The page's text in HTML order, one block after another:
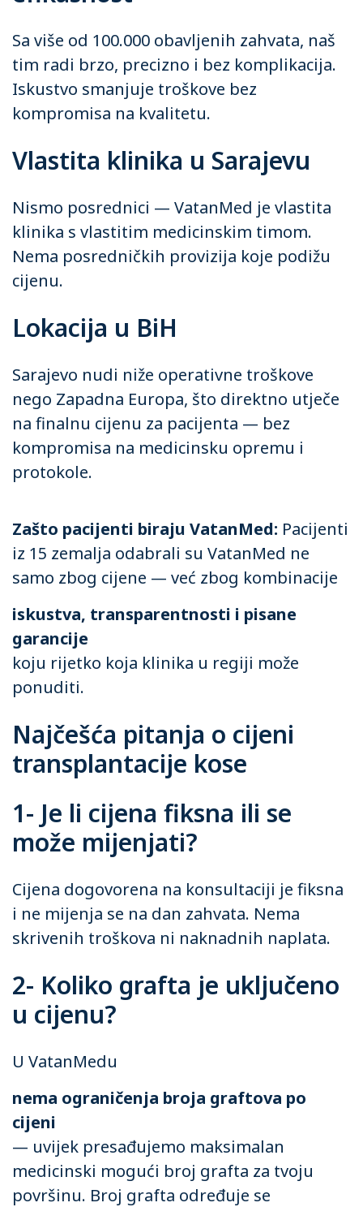
Sa više od 100.000 obavljenih zahvata, naš
tim radi brzo, precizno i bez komplikacija.
Iskustvo smanjuje troškove bez
kompromisa na kvalitetu.
Vlastita klinika u Sarajevu
Nismo posrednici — VatanMed je vlastita
klinika s vlastitim medicinskim timom.
Nema posredničkih provizija koje podižu
cijenu.
Lokacija u BiH
Sarajevo nudi niže operativne troškove
nego Zapadna Europa, što direktno utječe
na finalnu cijenu za pacijenta — bez
kompromisa na medicinsku opremu i
protokole.
Zašto pacijenti biraju VatanMed: Pacijenti
iz 15 zemalja odabrali su VatanMed ne
samo zbog cijene — već zbog kombinacije
iskustva, transparentnosti i pisane
garancije
koju rijetko koja klinika u regiji može
ponuditi.
Najčešća pitanja o cijeni
transplantacije kose
1- Je li cijena fiksna ili se
može mijenjati?
Cijena dogovorena na konsultaciji je fiksna
i ne mijenja se na dan zahvata. Nema
skrivenih troškova ni naknadnih naplata.
2- Koliko grafta je uključeno
u cijenu?
U VatanMedu
nema ograničenja broja graftova po
cijeni
— uvijek presađujemo maksimalan
medicinski mogući broj grafta za tvoju
površinu. Broj grafta određuje se